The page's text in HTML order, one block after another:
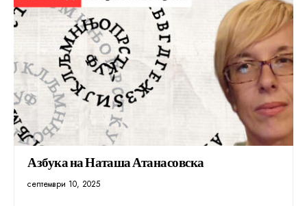
Азбука на Наташа Атанасовска
септември 10, 2025